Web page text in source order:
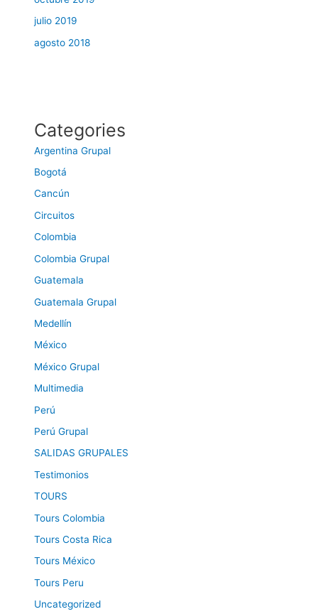
julio 2019
agosto 2018
Categories
Argentina Grupal
Bogotá
Cancún
Circuitos
Colombia
Colombia Grupal
Guatemala
Guatemala Grupal
Medellín
México
México Grupal
Multimedia
Perú
Perú Grupal
SALIDAS GRUPALES
Testimonios
TOURS
Tours Colombia
Tours Costa Rica
Tours México
Tours Peru
Uncategorized